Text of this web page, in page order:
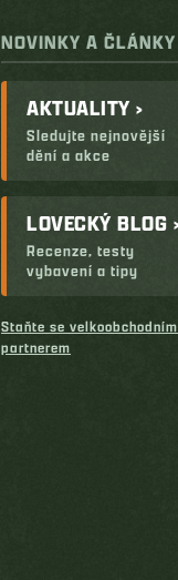
NOVINKY A ČLÁNKY
AKTUALITY ›
Sledujte nejnovější
dění a akce
LOVECKÝ BLOG
Recenze, testy
vybavení a tipy
Staňte se velkoobchodním
partnerem